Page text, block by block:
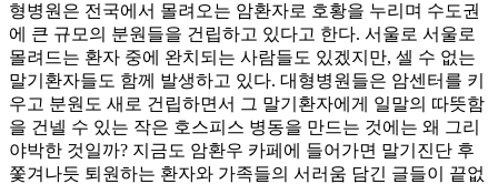
형병원은 전국에서 몰려오는 암환자로 호황을 누리며 수도권
에 큰 규모의 분원들을 건립하고 있다고 한다. 서울로 서울로
몰려드는 환자 중에 완치되는 사람들도 있겠지만, 셀 수 없는
말기환자들도 함께 발생하고 있다. 대형병원들은 암센터를 키
우고 분원도 새로 건립하면서 그 말기환자에게 일말의 따뜻함
을 건넬 수 있는 작은 호스피스 병동을 만드는 것에는 왜 그리
야박한 것일까? 지금도 암환우 카페에 들어가면 말기진단 후
쫓겨나듯 퇴원하는 환자와 가족들의 서러움 담긴 글들이 끝없